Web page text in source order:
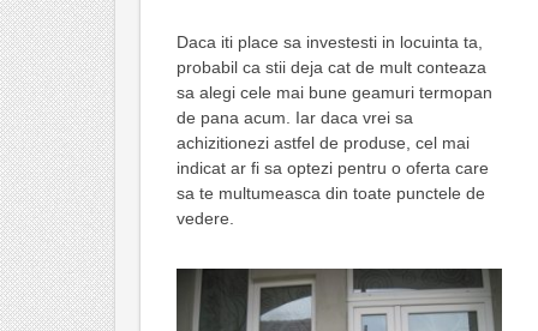
Daca iti place sa investesti in locuinta ta,
probabil ca stii deja cat de mult conteaza
sa alegi cele mai bune geamuri termopan
de pana acum. Iar daca vrei sa
achizitionezi astfel de produse, cel mai
indicat ar fi sa optezi pentru o oferta care
sa te multumeasca din toate punctele de
vedere.